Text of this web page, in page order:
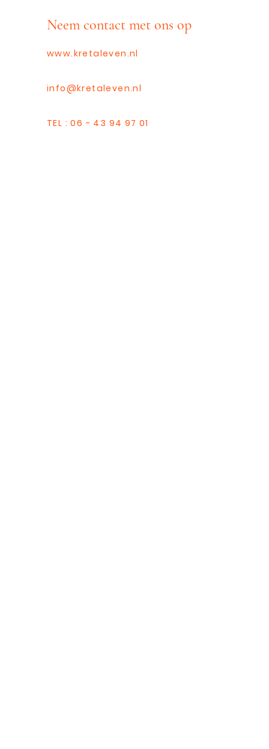
Neem contact met ons op
www.kretaleven.nl
info@kretaleven.nl
TEL : 06 - 43 94 97 01